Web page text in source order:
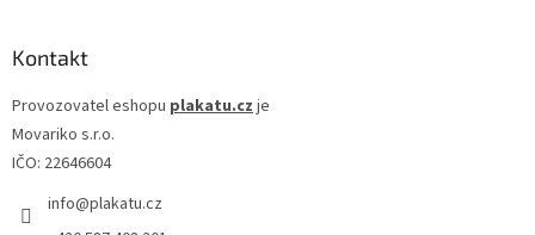
Jiří Lábus
Josef Somr 29
Jude Law
Kevin Bacon
Kontakt
Provozovatel eshopu plakatu.cz je
Movariko s.r.o.
IČO: 22646604
info@plakatu.cz